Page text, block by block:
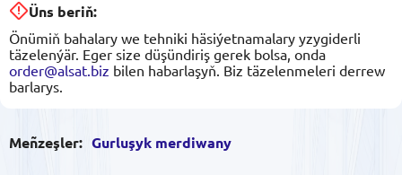
Üns beriň:
Önümiň bahalary we tehniki häsiýetnamalary yzygiderli
täzelenýär. Eger size düşündiriş gerek bolsa, onda
order@alsat.biz bilen habarlaşyň. Biz täzelenmeleri derrew
barlarys.
Meñzeşler: Gurluşyk merdiwany